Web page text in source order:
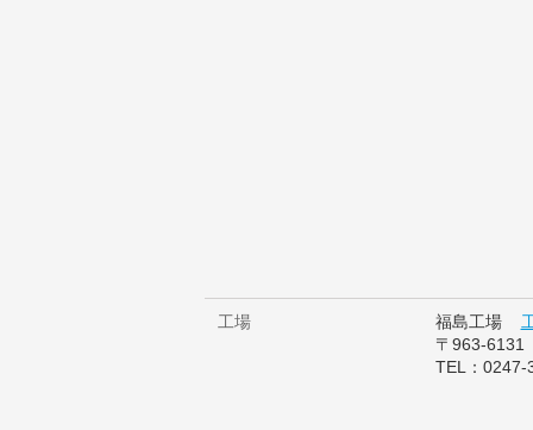
工場 福島工場
〒963-6131
TEL：